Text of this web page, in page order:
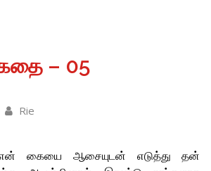
– 05
Rie
கையை ஆசையுடன் எடுத்து தன்